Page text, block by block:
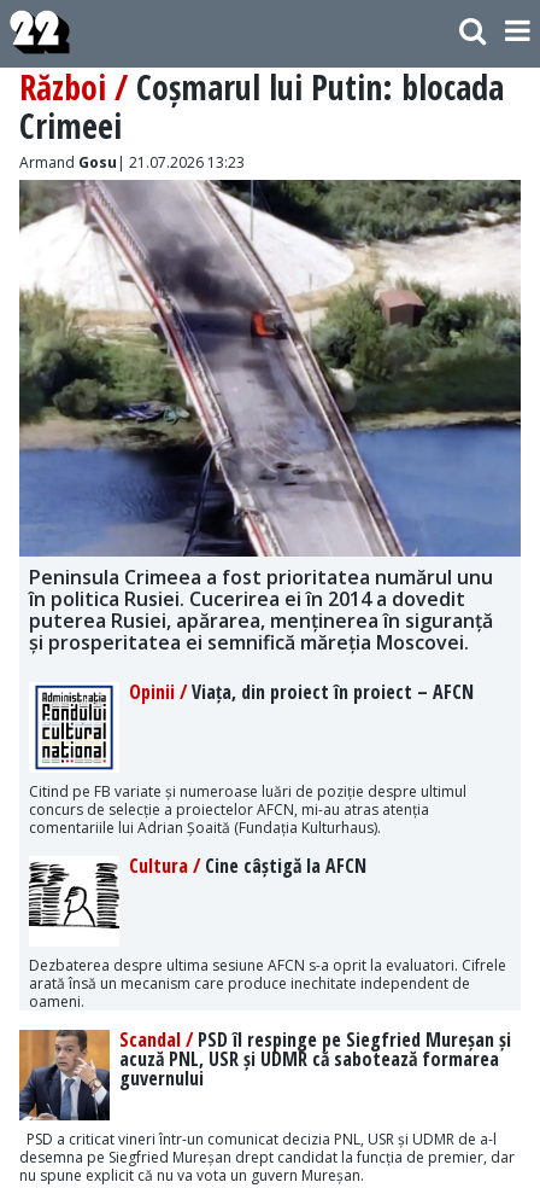
Război / Coșmarul lui Putin: blocada
Crimeei
Armand Gosu | 21.07.2026 13:23
Peninsula Crimeea a fost prioritatea numărul unu
în politica Rusiei. Cucerirea ei în 2014 a dovedit
puterea Rusiei, apărarea, menținerea în siguranță
și prosperitatea ei semnifică măreția Moscovei.
Opinii /Viața, din proiect în proiect – AFCN
Citind pe FB variate și numeroase luări de poziție despre ultimul
concurs de selecție a proiectelor AFCN, mi-au atras atenția
comentariile lui Adrian Șoaită (Fundația Kulturhaus).
Cultura /Cine câștigă la AFCN
Dezbaterea despre ultima sesiune AFCN s-a oprit la evaluatori. Cifrele
arată însă un mecanism care produce inechitate independent de
oameni.
Scandal /PSD îl respinge pe Siegfried Mureșan și
acuză PNL, USR și UDMR că sabotează formarea
guvernului
PSD a criticat vineri într-un comunicat decizia PNL, USR și UDMR de a-l
desemna pe Siegfried Mureșan drept candidat la funcția de premier, dar
nu spune explicit că nu va vota un guvern Mureșan.